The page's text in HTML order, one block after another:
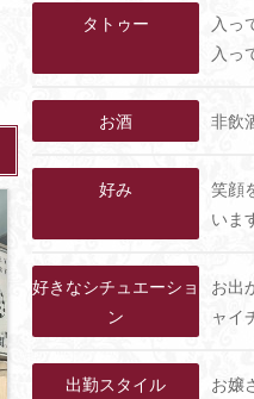
タトゥー
入っ
入っ
お酒 非飲
好み
笑顔
いま
好きなシチュエーショ
ン
お出
ャイ
出勤スタイル
お嬢